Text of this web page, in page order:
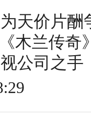
天价片
木兰传奇
公司之